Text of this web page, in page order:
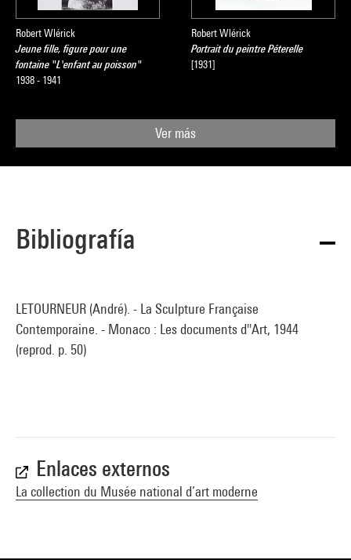
Robert Wlérick
Jeune fille, figure pour une
fontaine "L'enfant au poisson"
1938 - 1941
Robert Wlérick
Portrait du peintre Péterelle
[1931]
Ver más
Bibliografía
LETOURNEUR (André). - La Sculpture Française
Contemporaine. - Monaco : Les documents d''Art, 1944
(reprod. p. 50)
Enlaces externos
La collection du Musée national d’art moderne